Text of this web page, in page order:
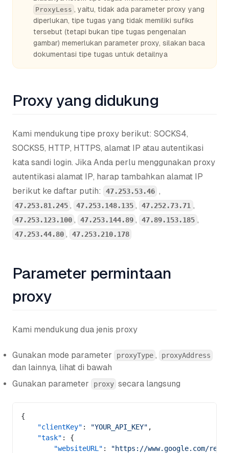
ProxyLess , yaitu, tidak ada parameter proxy yang
diperlukan, tipe tugas yang tidak memiliki sufiks
tersebut (tetapi bukan tipe tugas pengenalan
gambar) memerlukan parameter proxy, silakan baca
dokumentasi tipe tugas untuk detailnya
Proxy yang didukung
Kami mendukung tipe proxy berikut: SOCKS4,
SOCKS5, HTTP, HTTPS, alamat IP atau autentikasi
kata sandi login. Jika Anda perlu menggunakan proxy
autentikasi alamat IP, harap tambahkan alamat IP
berikut ke daftar putih:
47.253.53.46 ,
47.253.81.245 , 47.253.148.135 , 47.252.73.71 ,
47.253.123.100 , 47.253.144.89 , 47.89.153.185 ,
47.253.44.80 , 47.253.210.178
Parameter permintaan
proxy
Kami mendukung dua jenis proxy
Gunakan mode parameter proxyType , proxyAddress
dan lainnya, lihat di bawah
Gunakan parameter
proxy secara langsung
{
    "clientKey"
: "YOUR_API_KEY" ,
    "task"
: {
        "websiteURL"
:
"https://www.google.com/